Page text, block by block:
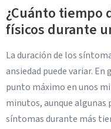
¿Cuánto tiempo
físicos durante
La duración de los
ansiedad puede variar.
punto máximo en unos
minutos, aunque
síntomas durante más